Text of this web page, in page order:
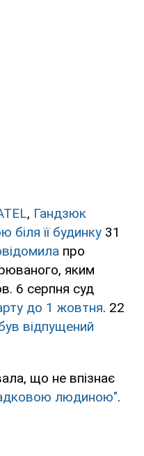
, Гандзюк
біля її будинку 31
про
яким
6 серпня суд
до 1 жовтня. 22
відпущений
що не впізнає
людиною".